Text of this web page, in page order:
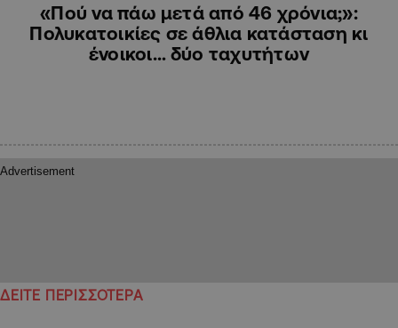
«Πού να πάω μετά από 46 χρόνια;»:
Πολυκατοικίες σε άθλια κατάσταση κι
ένοικοι… δύο ταχυτήτων
ΔΕΙΤΕ ΠΕΡΙΣΣΟΤΕΡΑ